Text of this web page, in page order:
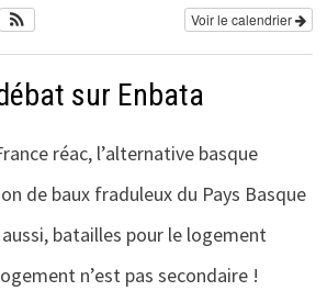
Voir le calendrier
sur Enbata
réac, l’alternative basque
de baux fraduleux du Pays Basque
batailles pour le logement
n’est pas secondaire !